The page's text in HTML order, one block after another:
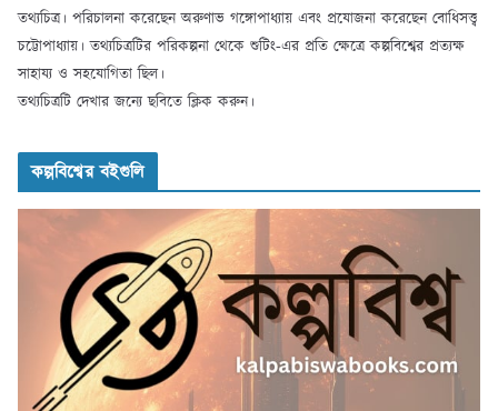
তথ্যচিত্র। পরিচালনা করেছেন অরুণাভ গঙ্গোপাধ্যায় এবং প্রযোজনা করেছেন বোধিসত্ত্ব
চট্টোপাধ্যায়। তথ্যচিত্রটির পরিকল্পনা থেকে শুটিং-এর প্রতি ক্ষেত্রে কল্পবিশ্বের প্রত্যক্ষ
সাহায্য ও সহযোগিতা ছিল।
তথ্যচিত্রটি দেখার জন্যে ছবিতে ক্লিক করুন।
কল্পবিশ্বের বইগুলি